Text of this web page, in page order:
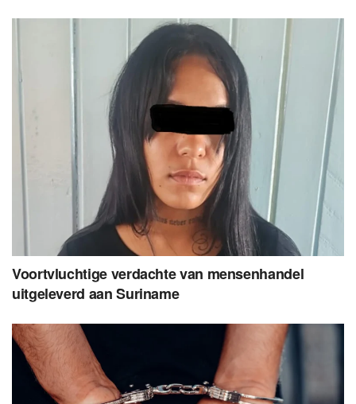
Voortvluchtige verdachte van mensenhandel
uitgeleverd aan Suriname